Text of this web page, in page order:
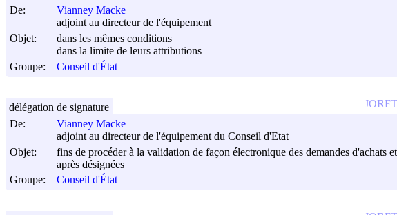
De:
Vianney Macke
adjoint au directeur de l'équipement
Objet:
dans les mêmes conditions
dans la limite de leurs attributions
Groupe:
Conseil d'État
De:
Vianney Macke
adjoint au directeur de l'équipement du Conseil d'Etat
Objet:
fins de procéder à la validation de façon électronique des demandes
après désignées
Groupe:
Conseil d'État
délégation de signature